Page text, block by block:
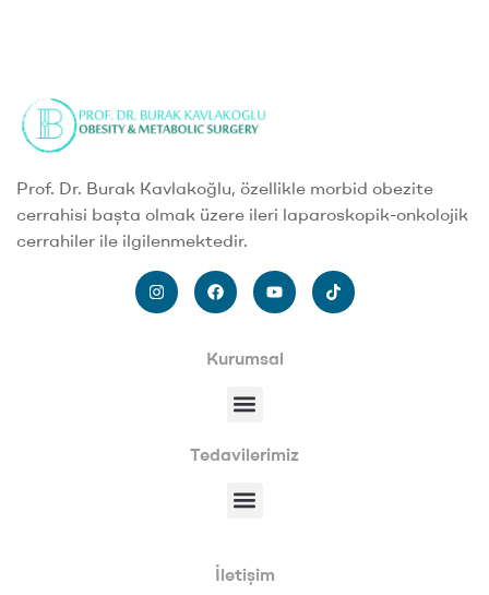
Prof. Dr. Burak Kavlakoğlu, özellikle morbid obezite
cerrahisi başta olmak üzere ileri laparoskopik-onkolojik
cerrahiler ile ilgilenmektedir.
Kurumsal
Tedavilerimiz
İletişim